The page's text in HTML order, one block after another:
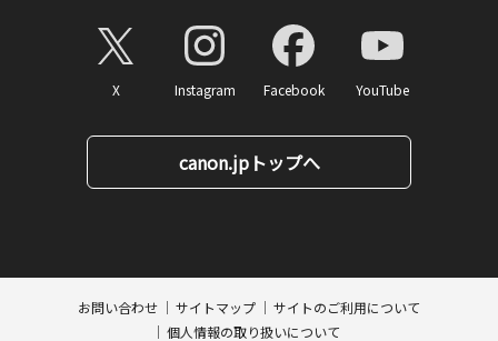
X Instagram Facebook YouTube
canon.jpトップへ
お問い合わせ サイトマップ
サイトのご利用について
個人情報の取り扱いについて